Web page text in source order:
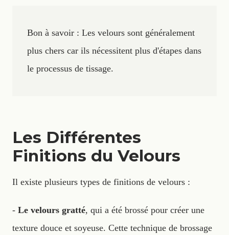
Bon à savoir : Les velours sont généralement
plus chers car ils nécessitent plus d'étapes dans
le processus de tissage.
Les Différentes
Finitions du Velours
Il existe plusieurs types de finitions de velours :
- Le velours gratté, qui a été brossé pour créer une
texture douce et soyeuse. Cette technique de brossage